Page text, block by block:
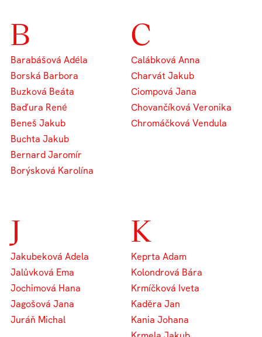
B
Barabášová Adéla
Borská Barbora
Buzková Beáta
Baďura René
Beneš Jakub
Buchta Jakub
Bernard Jaromír
Borýsková Karolína
C
Calábková Anna
Charvát Jakub
Ciompová Jana
Chovančíková Veronika
Chromáčková Vendula
J
Jakubeková Adela
Jalůvková Ema
Jochimová Hana
Jagošová Jana
Juráň Michal
K
Keprta Adam
Kolondrová Bára
Krmíčková Iveta
Kaděra Jan
Kania Johana